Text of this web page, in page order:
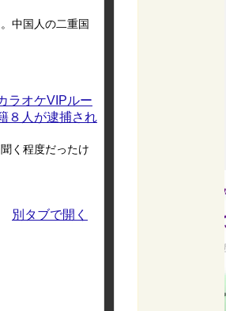
中国人の二重国
ラオケVIPルー
８人が逮捕され
く程度だったけ
別タブで開く